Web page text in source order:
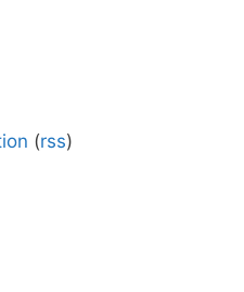
(rss)